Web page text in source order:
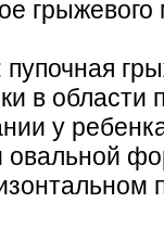
в области
у
овальной